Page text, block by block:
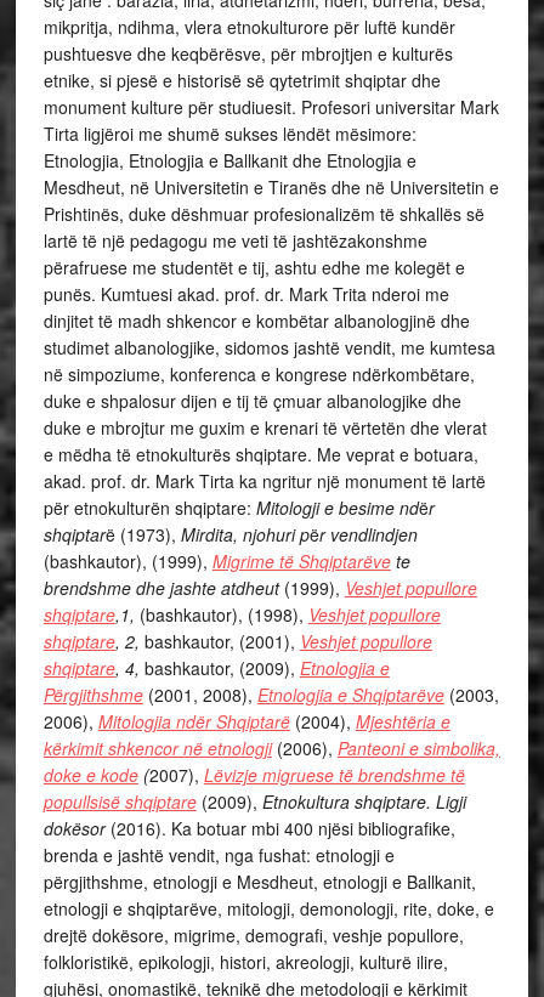
mikpritja, ndihma, vlera etnokulturore për luftë kundër
pushtuesve dhe keqbërësve, për mbrojtjen e kulturës
etnike, si pjesë e historisë së qytetrimit shqiptar dhe
monument kulture për studiuesit. Profesori universitar Mark
Tirta ligjëroi me shumë sukses lëndët mësimore:
Etnologjia, Etnologjia e Ballkanit dhe Etnologjia e
Mesdheut, në Universitetin e Tiranës dhe në Universitetin e
Prishtinës, duke dëshmuar profesionalizëm të shkallës së
lartë të një pedagogu me veti të jashtëzakonshme
përafruese me studentët e tij, ashtu edhe me kolegët e
punës. Kumtuesi akad. prof. dr. Mark Trita nderoi me
dinjitet të madh shkencor e kombëtar albanologjinë dhe
studimet albanologjike, sidomos jashtë vendit, me kumtesa
në simpoziume, konferenca e kongrese ndërkombëtare,
duke e shpalosur dijen e tij të çmuar albanologjike dhe
duke e mbrojtur me guxim e krenari të vërtetën dhe vlerat
e mëdha të etnokulturës shqiptare. Me veprat e botuara,
akad. prof. dr. Mark Tirta ka ngritur një monument të lartë
për etnokulturën shqiptare: Mitologji e besime ndër
shqiptarë (1973), Mirdita, njohuri për vendlindjen
(bashkautor), (1999), Migrime të Shqiptarëvete
brendshme dhe jashte atdheut (1999), Veshjet popullore
shqiptare,1, (bashkautor), (1998), Veshjet popullore
shqiptare, 2, bashkautor, (2001), Veshjet popullore
shqiptare, 4, bashkautor, (2009), Etnologjia e
Përgjithshme (2001, 2008), Etnologjia e Shqiptarëve (2003,
2006), Mitologjia ndër Shqiptarë (2004), Mjeshtëria e
kërkimit shkencor në etnologji (2006), Panteoni e simbolika,
doke e kode(2007), Lëvizje migruese të brendshme të
popullsisë shqiptare (2009), Etnokultura shqiptare. Ligji
dokësor(2016). Ka botuar mbi 400 njësi bibliografike,
brenda e jashtë vendit, nga fushat: etnologji e
përgjithshme, etnologji e Mesdheut, etnologji e Ballkanit,
etnologji e shqiptarëve, mitologji, demonologji, rite, doke, e
drejtë dokësore, migrime, demografi, veshje popullore,
folkloristikë, epikologji, histori, akreologji, kulturë ilire,
gjuhësi, onomastikë, teknikë dhe metodologji e kërkimit